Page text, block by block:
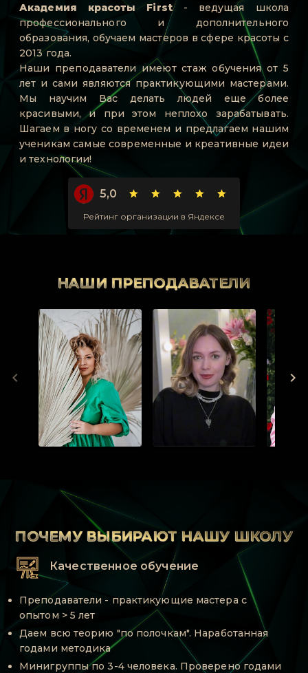
Академия красоты First- ведущая школа
профессионального и дополнительного
образования, обучаем мастеров в сфере красоты с
2013 года.
Наши преподаватели имеют стаж обучения от 5
лет и сами являются практикующими мастерами.
Мы научим Вас делать людей еще более
красивыми, и при этом неплохо зарабатывать.
Шагаем в ногу со временем и предлагаем нашим
ученикам самые современные и креативные идеи
и технологии!
5,0
Рейтинг организации в Яндексе
НАШИ ПРЕПОДАВАТЕЛИ
ПОЧЕМУ ВЫБИРАЮТ НАШУ ШКОЛУ
Качественное обучение
Преподаватели - практикующие мастера с
опытом > 5 лет
Даем всю теорию "по полочкам". Наработанная
годами методика
Минигруппы по 3-4 человека. Проверено годами